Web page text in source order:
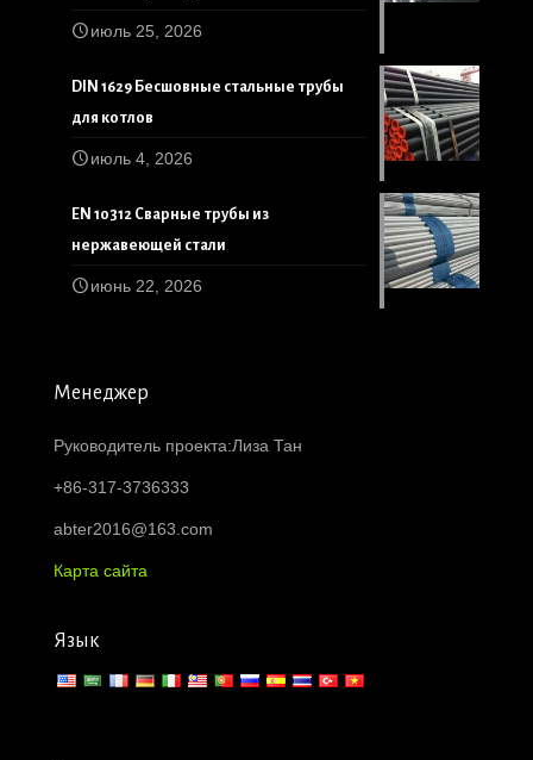
июль 25, 2026
DIN 1629 Бесшовные стальные трубы
для котлов
июль 4, 2026
EN 10312 Сварные трубы из
нержавеющей стали
июнь 22, 2026
Менеджер
Руководитель проекта:Лиза Тан
+86-317-3736333
abter2016@163.com
Карта сайта
Язык